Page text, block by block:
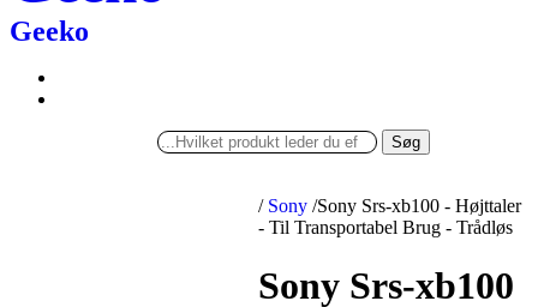
Geeko
Søg
/ Sony /Sony Srs-xb100 - Højttaler
- Til Transportabel Brug - Trådløs
Sony Srs-xb100